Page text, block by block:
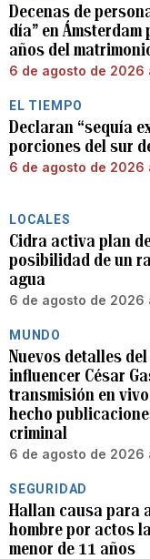
Decenas de
día” en
años del
6 de agosto de 2026
EL TIEMPO
Declaran “sequía
porciones del sur
6 de agosto de 2026
LOCALES
Cidra activa plan
posibilidad de un
agua
6 de agosto de 2026
MUNDO
Nuevos detalles
influencer César
transmisión en
hecho
criminal
6 de agosto de 2026
SEGURIDAD
Hallan causa para
hombre por actos
menor de 11 años